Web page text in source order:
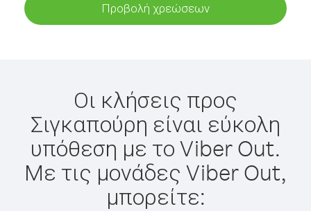
Προβολή χρεώσεων
Οι κλήσεις προς
Σιγκαπούρη είναι εύκολη
υπόθεση με το Viber Out.
Με τις μονάδες Viber Out,
μπορείτε: